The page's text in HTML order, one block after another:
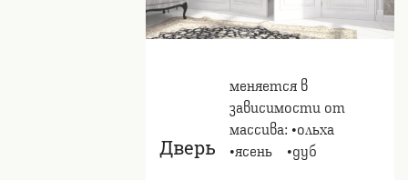
Дверь
меняется в
зависимости от
массива: •ольха
•ясень⠀ •дуб